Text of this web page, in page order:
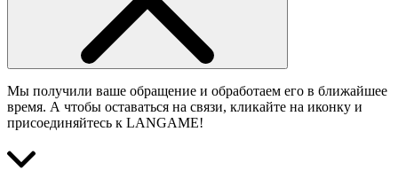
Мы получили ваше обращение и обработаем его в ближайшее
время. А чтобы оставаться на связи, кликайте на иконку и
присоединяйтесь к LANGAME!